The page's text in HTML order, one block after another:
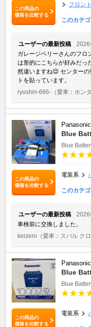
この商品の
価格を比較する
フロン
このカテ
ユーザーの最新投稿
2026
ガレージベリーさんのフロ
は形的にこちらが好みだっ
然違いますね😌 センター
トを貼っています。
ryushin-666- （愛車：ホン
この商品の
価格を比較する
Panasonic
Blue
Blue
電装系
このカテ
ユーザーの最新投稿
2026
車検前に交換しました。
keizero （愛車：スバル ク
この商品の
価格を比較する
Panasonic
Blue
Blue
電装系